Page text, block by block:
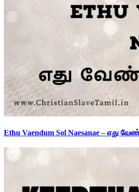
Ethu Vaendum Sol Naesanae – எது